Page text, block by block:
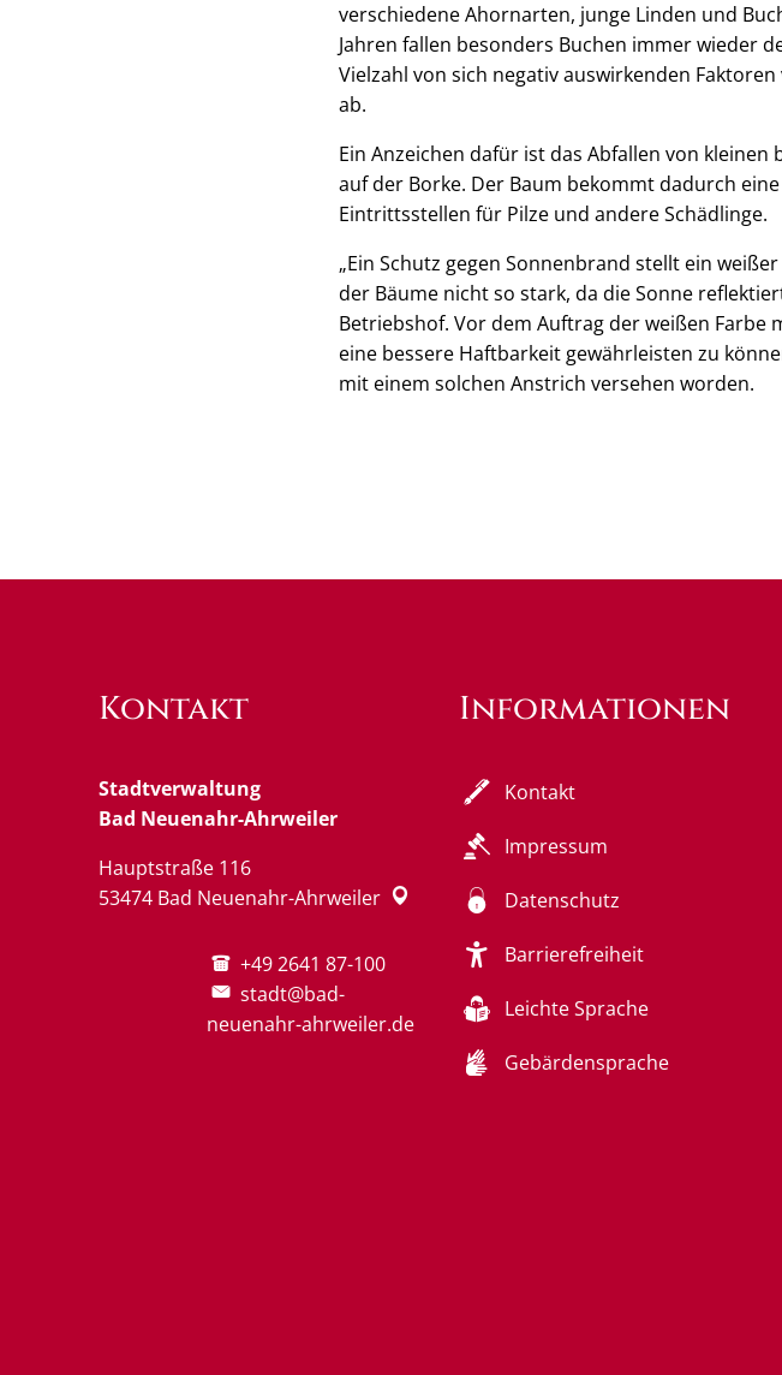
verschiedene Ahornarten, junge Linden und
Jahren fallen besonders Buchen immer wieder
Vielzahl von sich negativ auswirkenden
ab.
Ein Anzeichen dafür ist das Abfallen von
auf der Borke. Der Baum bekommt dadurch
Eintrittsstellen für Pilze und andere Schädlinge.
„Ein Schutz gegen Sonnenbrand stellt ein
der Bäume nicht so stark, da die Sonne
Betriebshof. Vor dem Auftrag der weißen
eine bessere Haftbarkeit gewährleisten zu
mit einem solchen Anstrich versehen worden.
Kontakt
Stadtverwaltung
Bad Neuenahr-Ahrweiler
Hauptstraße 116
53474 Bad Neuenahr-Ahrweiler
+49 2641 87-100
stadt@bad-
neuenahr-ahrweiler.de
Informationen
Kontakt
Impressum
Datenschutz
Barrierefreiheit
Leichte Sprache
Gebärdensprache